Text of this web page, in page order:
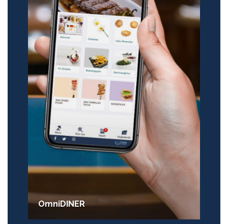
OmniDINER